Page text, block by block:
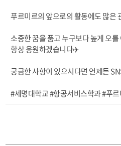
푸르미르의 앞으로의 활동에도 많은
소중한 꿈을 품고 누구보다 높게 오를
항상 응원하겠습니다✈️
궁금한 사항이 있으시다면 언제든
#세명대학교 #항공서비스학과 #푸